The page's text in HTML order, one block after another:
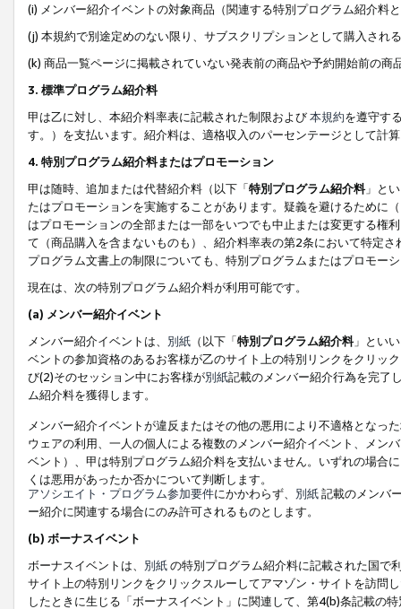
(i) メンバー紹介イベントの対象商品（関連する特別プログラム紹介料
(j) 本規約で別途定めのない限り、サブスクリプションとして購入され
(k) 商品一覧ページに掲載されていない発表前の商品や予約開始前の商
3. 標準プログラム紹介料
甲は乙に対し、本紹介料率表に記載された制限および本規約を遵守す
す。）を支払います。紹介料は、適格収入のパーセンテージとして計
4. 特別プログラム紹介料またはプロモーション
甲は随時、追加または代替紹介料（以下「特別プログラム紹介料」と
たはプロモーションを実施することがあります。疑義を避けるために
はプロモーションの全部または一部をいつでも中止または変更する権
て（商品購入を含まないものも）、紹介料率表の第2条において特定
プログラム文書上の制限についても、特別プログラムまたはプロモー
現在は、次の特別プログラム紹介料が利用可能です。
(a) メンバー紹介イベント
メンバー紹介イベントは、 別紙 （以下「特別プログラム紹介料」とい
ベントの参加資格のあるお客様が乙のサイト上の特別リンクをクリッ
び(2)そのセッション中にお客様が別紙記載のメンバー紹介行為を完了
ム紹介料を獲得します。
メンバー紹介イベントが違反またはその他の悪用により不適格となっ
ウェアの利用、一人の個人による複数のメンバー紹介イベント、メン
ベント）、甲は特別プログラム紹介料を支払いません。いずれの場合
くは悪用があったか否かについて判断します。
アソシエイト・プログラム参加要件にかかわらず、 別紙記載のメンバ
ー紹介に関連する場合にのみ許可されるものとします。
(b) ボーナスイベント
ボーナスイベントは、 別紙の特別プログラム紹介料に記載された国で
サイト上の特別リンクをクリックスルーしてアマゾン・サイトを訪問
したときに生じる「ボーナスイベント」に関連して、第4(b)条記載の